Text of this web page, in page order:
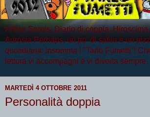
Arthur Serpis, Diario di coppia,
Artrosia Perhaps, un po' di satira e un
quotidiana: insomma i "Tarlo Fumetti"!
lettura vi accompagni e vi diverta sempre.
MARTEDÌ 4 OTTOBRE 2011
Personalità doppia